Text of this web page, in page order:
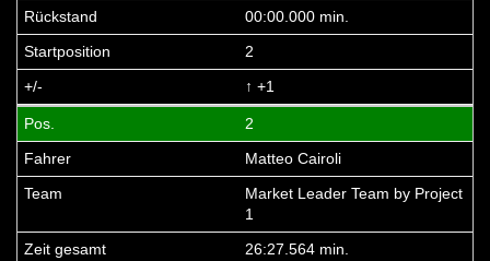
00:00.000 min.
2
↑ +1
2
Matteo Cairoli
Market Leader Team by Project
1
26:27.564 min.